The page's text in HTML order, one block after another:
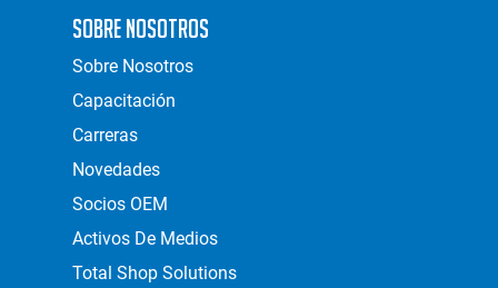
Sobre Nosotros
Sobre Nosotros
Capacitación
Carreras
Novedades
Socios OEM
Activos De Medios
Total Shop Solutions